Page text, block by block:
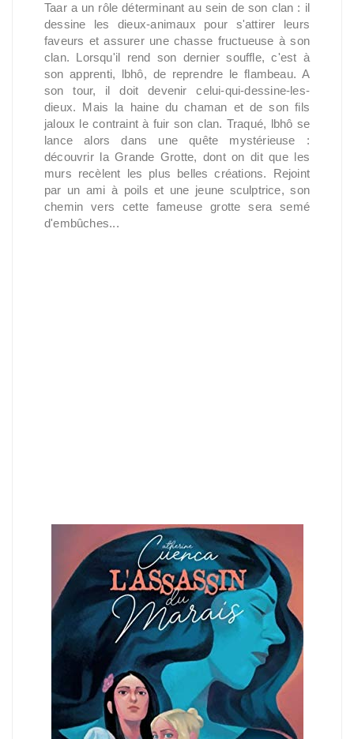
Taar a un rôle déterminant au sein de son clan : il
dessine les dieux-animaux pour s'attirer leurs
faveurs et assurer une chasse fructueuse à son
clan. Lorsqu'il rend son dernier souffle, c'est à
son apprenti, lbhô, de reprendre le flambeau. A
son tour, il doit devenir celui-qui-dessine-les-
dieux. Mais la haine du chaman et de son fils
jaloux le contraint à fuir son clan. Traqué, lbhô se
lance alors dans une quête mystérieuse :
découvrir la Grande Grotte, dont on dit que les
murs recèlent les plus belles créations. Rejoint
par un ami à poils et une jeune sculptrice, son
chemin vers cette fameuse grotte sera semé
d'embûches...